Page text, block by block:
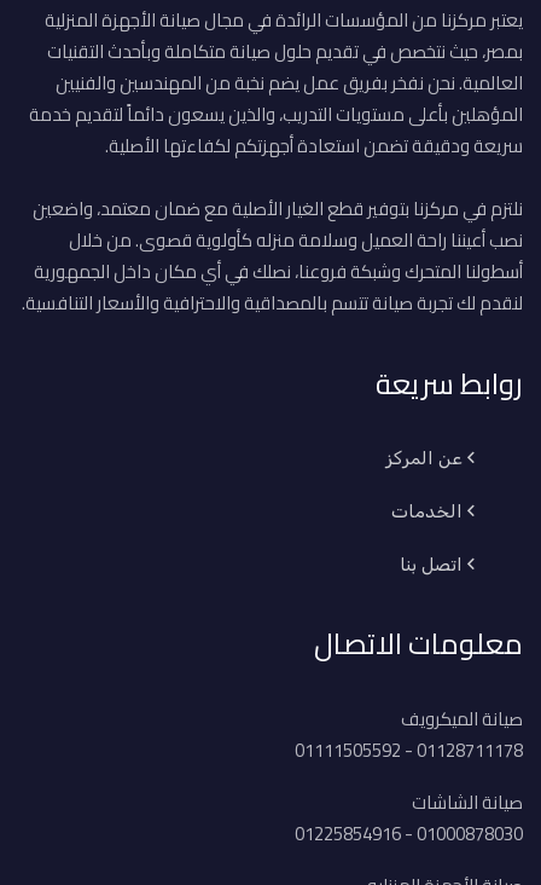
يعتبر مركزنا من المؤسسات الرائدة في مجال صيانة الأجهزة المنزلية
بمصر، حيث نتخصص في تقديم حلول صيانة متكاملة وبأحدث التقنيات
العالمية. نحن نفخر بفريق عمل يضم نخبة من المهندسين والفنيين
المؤهلين بأعلى مستويات التدريب، والذين يسعون دائماً لتقديم خدمة
سريعة ودقيقة تضمن استعادة أجهزتكم لكفاءتها الأصلية.
نلتزم في مركزنا بتوفير قطع الغيار الأصلية مع ضمان معتمد، واضعين
نصب أعيننا راحة العميل وسلامة منزله كأولوية قصوى. من خلال
أسطولنا المتحرك وشبكة فروعنا، نصلك في أي مكان داخل الجمهورية
لنقدم لك تجربة صيانة تتسم بالمصداقية والاحترافية والأسعار التنافسية.
روابط سريعة
عن المركز
الخدمات
اتصل بنا
معلومات الاتصال
صيانة الميكرويف
01128711178 - 01111505592
صيانة الشاشات
01000878030 - 01225854916